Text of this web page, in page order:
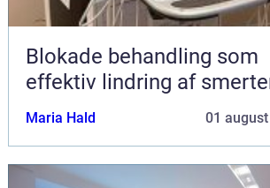
Blokade behandling som
effektiv lindring af
Maria Hald 01